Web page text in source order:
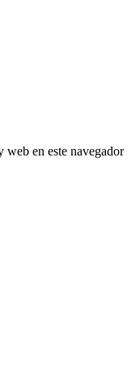
en este navegador